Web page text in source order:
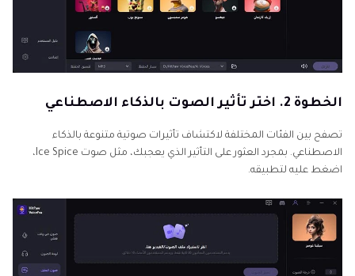
الخطوة 2. اختر تأثير الصوت بالذكاء الاصطناعي
تصفح بين الفئات المختلفة لاكتشاف تأثيرات صوتية متنوعة بالذكاء
الاصطناعي. بمجرد العثور على التأثير الذي يعجبك، مثل صوت Ice Spice،
اضغط عليه لتطبيقه.